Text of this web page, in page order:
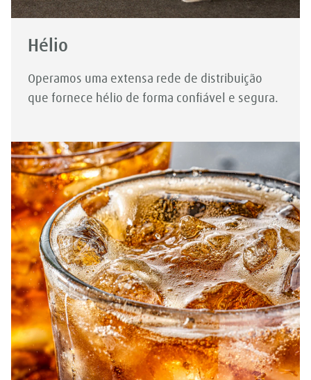
Hélio
Operamos uma extensa rede de distribuição
que fornece hélio de forma confiável e segura.